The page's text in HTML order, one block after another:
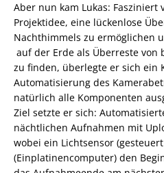
Aber nun kam Lukas: Fasziniert
Projektidee, eine lückenlose
Nachthimmels zu ermöglichen
auf der Erde als Überreste von
zu finden, überlegte er sich ein
Automatisierung des
natürlich alle Komponenten
Ziel setzte er sich:
nächtlichen Aufnahmen mit
wobei ein Lichtsensor
(Einplatinencomputer) den